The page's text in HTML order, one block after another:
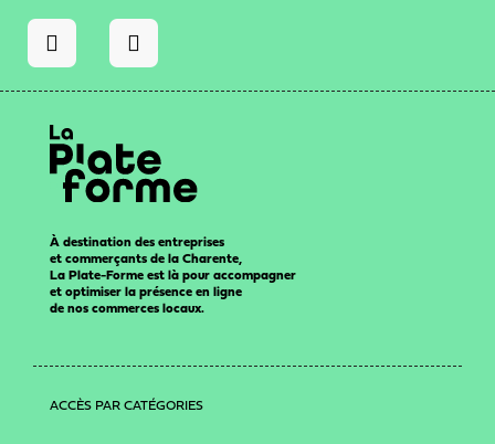
À destination des entreprises
et commerçants de la Charente,
La Plate-Forme est là pour accompagner
et optimiser la présence en ligne
de nos commerces locaux.
ACCÈS PAR CATÉGORIES